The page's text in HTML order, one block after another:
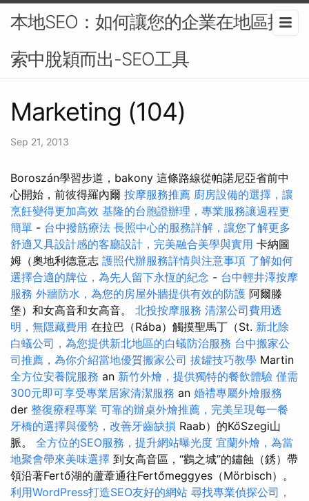
本地SEO：如何讓您的企業在地區搜
索中脫穎而出-SEO工具
Marketing (104)
Sep 21, 2013
Boroszán學習步道，bakony 這條路線從帕諾尼亞省前中
心開始，前彼得羅內爾 按摩服務推薦 廚房設備的選擇，讓
烹飪變得更加高效 基隆的台胞證辦理，專業服務讓過程更
簡單 - 台中撥筋療法 長照中心的服務詳解，讓您了解更多
舒適又具設計感的客廳設計，完美融合美學與實用 卡納圖
姆（奧地利德意志 護照代辦服務詳情與注意事項 了解如何
選擇合適的牌位，為先人留下永恆的紀念 - 台中輕井澤按摩
服務 外牆防水，為您的房屋外牆提供有效的防護 阿爾滕
堡）和女高音和女高音。 北投按摩服務 清潔公司費用透
明，無隱藏費用 在拉巴（Rába）觸摸聖馬丁（St. 新北除
白蟻公司，為您提供新北地區的白蟻防治服務 台中搬家公
司推薦，為你介紹當地優質搬家公司 拔罐技巧教學 Martin
全方位安養院服務 an 新竹外燴，提供獨特的餐飲體驗 僅需
300元即可享受專業居家清潔服務 an 婚禮專屬外燴服務
der 整復療程專業 可靠的辦桌外燴推薦，完美呈現每一餐
牙橋的選擇與優勢，改善牙齒缺損 Raab）的KőSzegi山
脈。 全方位的SEO服務，提升網站曝光度 宜蘭外燴，為當
地聚會帶來美味選擇 到女高音區，“鸛之城”的鏽蝕（銹）帶
領沿著Fertő湖的蘆葦通往Fertőmeggyes（Mörbisch）。
利用WordPress打造SEO友好的網站 尋找專業偵探公司，